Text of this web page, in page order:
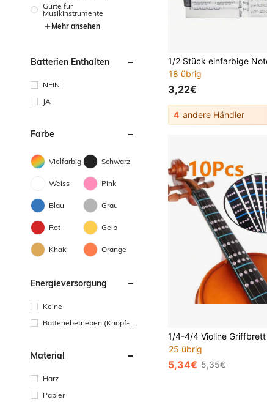
Gurte für
Musikinstrumente
Mehr ansehen
Batterien Enthalten
NEIN
JA
Farbe
Vielfarbig Schwarz
Weiss Pink
Blau Grau
Rot Gelb
Khaki Orange
Energieversorgung
Keine
Batteriebetrieben (Knopf-/
Material
Harz
Papier
18 übrig
3,22€
4 andere Händler
25 übrig
5,34€ 5,35€